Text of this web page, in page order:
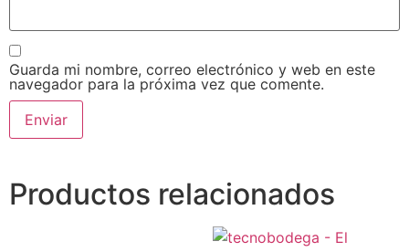
Guarda mi nombre, correo electrónico y web en este
navegador para la próxima vez que comente.
Productos relacionados